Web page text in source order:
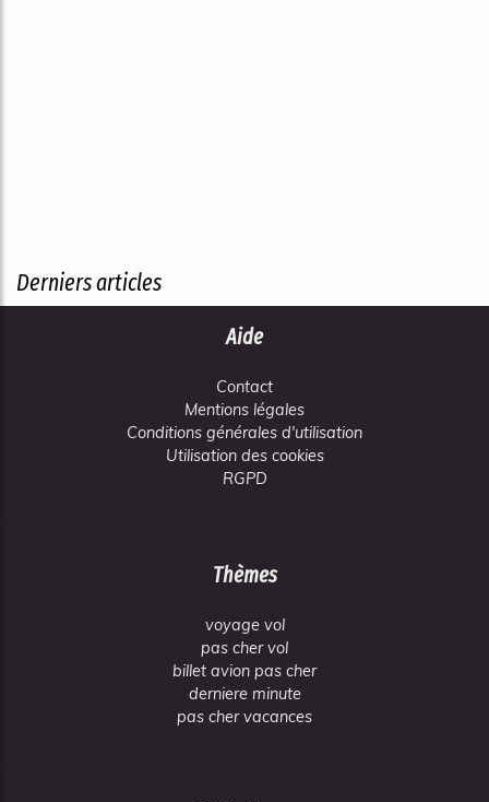
Derniers articles
Aide
Contact
Mentions légales
Conditions générales d'utilisation
Utilisation des cookies
RGPD
Thèmes
voyage vol
pas cher vol
billet avion pas cher
derniere minute
pas cher vacances